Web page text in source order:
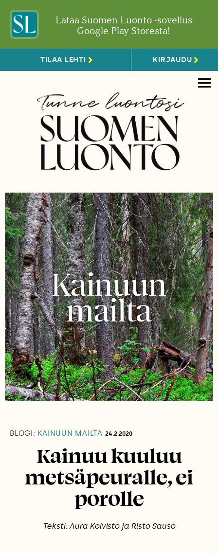
Lataa Suomen Luonto -sovellus
Google Play Storesta!
TILAA LEHTI KIRJAUDU
BLOGI: KAINUUN MAILTA 24.2.2020
Kainuu kuuluu
metsäpeuralle, ei
porolle
Teksti: Aura Koivisto ja Risto Sauso